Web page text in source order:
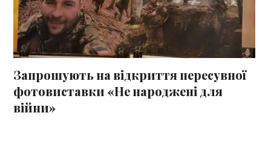
Запрошують на відкриття пересувної
фотовиставки «Не народжені для
війни»